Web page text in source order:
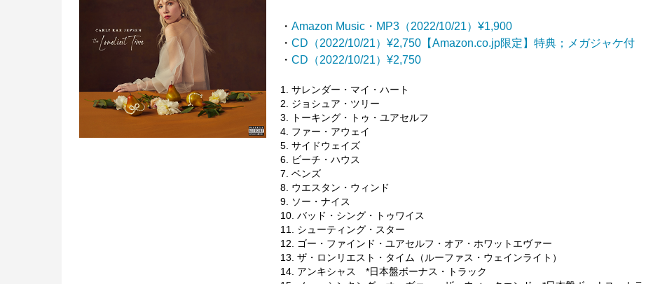
・Amazon Music・MP3（2022/10/21）¥1,900
・CD（2022/10/21）¥2,750【Amazon.co.jp限定】特典；メガジャケ付
・CD（2022/10/21）¥2,750
1. サレンダー・マイ・ハート
2. ジョシュア・ツリー
3. トーキング・トゥ・ユアセルフ
4. ファー・アウェイ
5. サイドウェイズ
6. ビーチ・ハウス
7. ベンズ
8. ウエスタン・ウィンド
9. ソー・ナイス
10. バッド・シング・トゥワイス
11. シューティング・スター
12. ゴー・ファインド・ユアセルフ・オア・ホワットエヴァー
13. ザ・ロンリエスト・タイム（ルーファス・ウェインライト）
14. アンキシャス *日本盤ボーナス・トラック